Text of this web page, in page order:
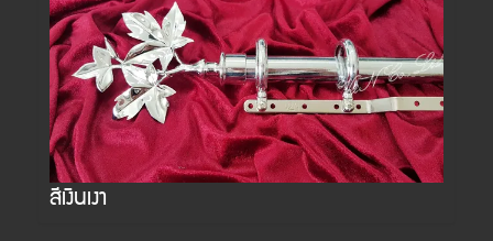
สีเงินเงา